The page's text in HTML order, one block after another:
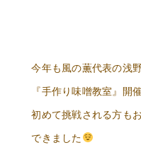
今年も風の薫代表の浅
『手作り味噌教室』開
初めて挑戦される方も
できました